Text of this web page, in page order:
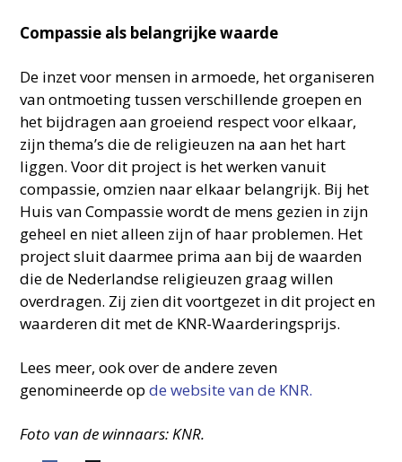
Compassie als belangrijke waarde
De inzet voor mensen in armoede, het organiseren
van ontmoeting tussen verschillende groepen en
het bijdragen aan groeiend respect voor elkaar,
zijn thema’s die de religieuzen na aan het hart
liggen. Voor dit project is het werken vanuit
compassie, omzien naar elkaar belangrijk. Bij het
Huis van Compassie wordt de mens gezien in zijn
geheel en niet alleen zijn of haar problemen. Het
project sluit daarmee prima aan bij de waarden
die de Nederlandse religieuzen graag willen
overdragen. Zij zien dit voortgezet in dit project en
waarderen dit met de KNR-Waarderingsprijs.
Lees meer, ook over de andere zeven
genomineerde opde website van de KNR.
Foto van de winnaars: KNR.